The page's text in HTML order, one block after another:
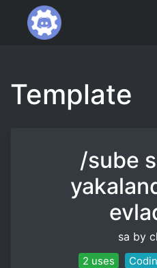
Template
/sube
sa by
2 uses